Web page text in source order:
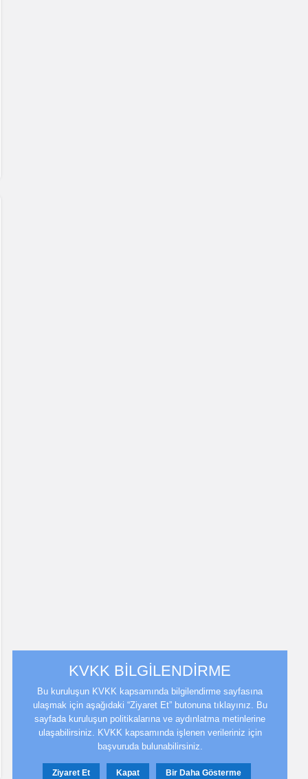
KVKK BİLGİLENDİRME
Bu kuruluşun KVKK kapsamında bilgilendirme sayfasına
ulaşmak için aşağıdaki “Ziyaret Et” butonuna tıklayınız. Bu
sayfada kuruluşun politikalarına ve aydınlatma metinlerine
ulaşabilirsiniz. KVKK kapsamında işlenen verileriniz için
başvuruda bulunabilirsiniz.
Ziyaret Et Kapat Bir Daha Gösterme